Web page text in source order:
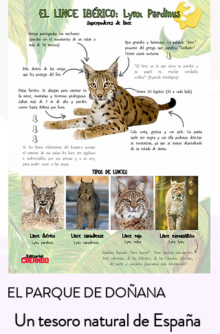
EL PARQUE DE DOÑANA
Un tesoro natural de España